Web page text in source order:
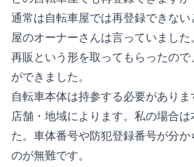
通常は自転車屋では再登録できな
屋のオーナーさんは言っていまし
再販という形を取ってもらったの
ができました。
自転車本体は持参する必要がありま
店舗・地域によります。私の場合
た。車体番号や防犯登録番号が分
のが無難です。